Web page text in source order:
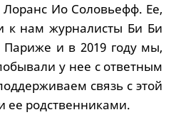
Лоранс Ио Соловьефф. Ее,
к нам журналисты Би Би
и в 2019 году мы,
у нее с ответным
связь с этой
ее родственниками.